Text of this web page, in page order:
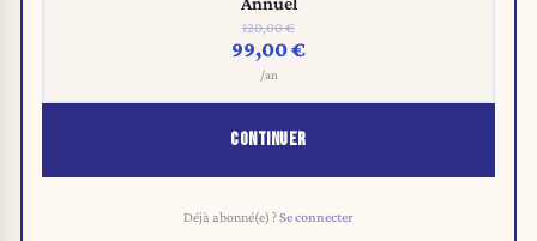
120,00 €
99,00 €
/an
CONTINUER
Déjà abonné(e) ?Se connecter